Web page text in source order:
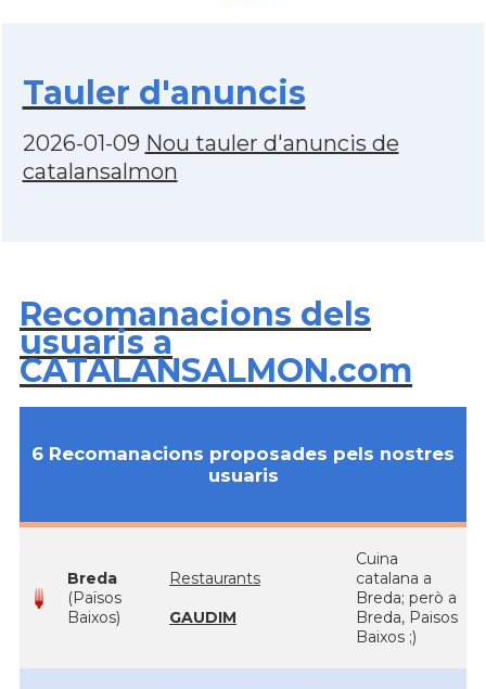
Tauler d'anuncis
2026-01-09 Nou tauler d'anuncis de
catalansalmon
Recomanacions dels
usuaris a
CATALANSALMON.com
6 Recomanacions proposades pels nostres
usuaris
Breda
(Països
Baixos)
Restaurants
GAUDIM
Cuina
catalana a
Breda; però a
Breda, Paisos
Baixos ;)